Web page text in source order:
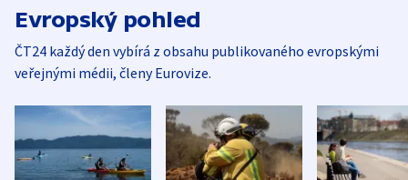
Evropský pohled
ČT24 každý den vybírá z obsahu publikovaného evropskými
veřejnými médii, členy Eurovize.